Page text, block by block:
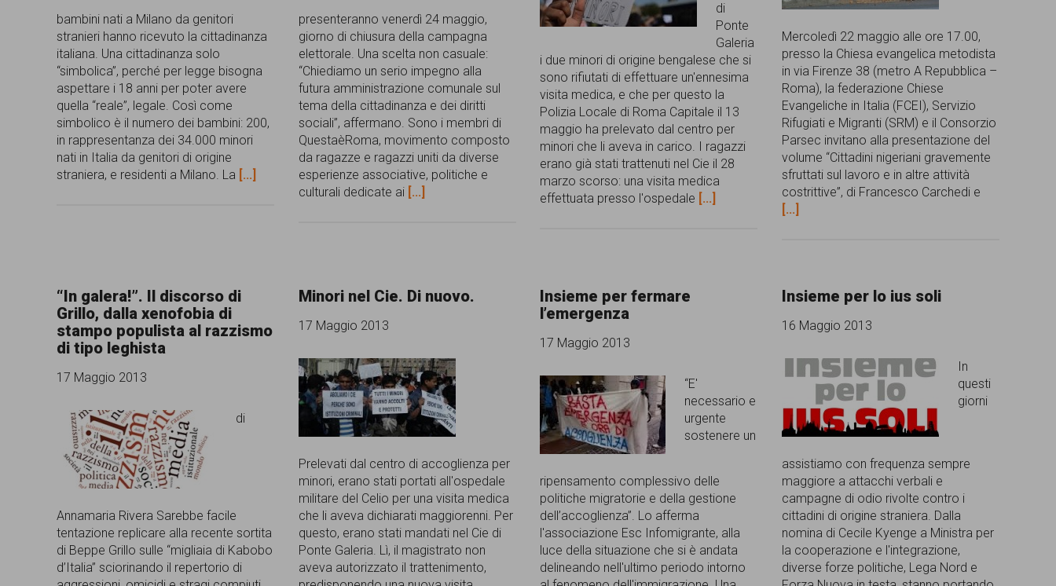
bambini nati a Milano da genitori
stranieri hanno ricevuto la cittadinanza
italiana. Una cittadinanza solo
“simbolica”, perché per legge bisogna
aspettare i 18 anni per poter avere
quella “reale”, legale. Così come
simbolico è il numero dei bambini: 200,
in rappresentanza dei 34.000 minori
nati in Italia da genitori di origine
straniera, e residenti a Milano. La [...]
presenteranno venerdì 24 maggio,
giorno di chiusura della campagna
elettorale. Una scelta non casuale:
“Chiediamo un serio impegno alla
futura amministrazione comunale sul
tema della cittadinanza e dei diritti
sociali”, affermano. Sono i membri di
QuestaèRoma, movimento composto
da ragazze e ragazzi uniti da diverse
esperienze associative, politiche e
culturali dedicate ai [...]
di
Ponte
Galeria
i due minori di origine bengalese che si
sono rifiutati di effettuare un'ennesima
visita medica, e che per questo la
Polizia Locale di Roma Capitale il 13
maggio ha prelevato dal centro per
minori che li aveva in carico. I ragazzi
erano già stati trattenuti nel Cie il 28
marzo scorso: una visita medica
effettuata presso l'ospedale [...]
Mercoledì 22 maggio alle ore 17.00,
presso la Chiesa evangelica metodista
in via Firenze 38 (metro A Repubblica –
Roma), la federazione Chiese
Evangeliche in Italia (FCEI), Servizio
Rifugiati e Migranti (SRM) e il Consorzio
Parsec invitano alla presentazione del
volume “Cittadini nigeriani gravemente
sfruttati sul lavoro e in altre attività
costrittive”, di Francesco Carchedi e
[...]
“In galera!”. Il discorso di
Grillo, dalla xenofobia di
stampo populista al razzismo
di tipo leghista
17 Maggio 2013
di
Annamaria Rivera Sarebbe facile
tentazione replicare alla recente sortita
di Beppe Grillo sulle “migliaia di Kabobo
d’Italia” sciorinando il repertorio di
Minori nel Cie. Di nuovo.
17 Maggio 2013
Prelevati dal centro di accoglienza per
minori, erano stati portati all'ospedale
militare del Celio per una visita medica
che li aveva dichiarati maggiorenni. Per
questo, erano stati mandati nel Cie di
Ponte Galeria. Lì, il magistrato non
aveva autorizzato il trattenimento,
Insieme per fermare
l’emergenza
17 Maggio 2013
“E'
necessario e
urgente
sostenere un
ripensamento complessivo delle
politiche migratorie e della gestione
dell’accoglienza”. Lo afferma
l'associazione Esc Infomigrante, alla
luce della situazione che si è andata
delineando nell'ultimo periodo intorno
Insieme per lo ius soli
16 Maggio 2013
In
questi
giorni
assistiamo con frequenza sempre
maggiore a attacchi verbali e
campagne di odio rivolte contro i
cittadini di origine straniera. Dalla
nomina di Cecile Kyenge a Ministra per
la cooperazione e l'integrazione,
diverse forze politiche, Lega Nord e